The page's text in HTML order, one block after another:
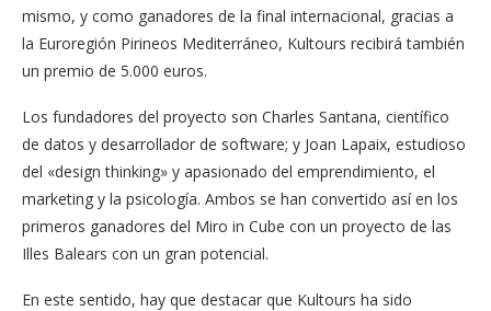
mismo, y como ganadores de la final internacional, gracias a
la Euroregión Pirineos Mediterráneo, Kultours recibirá también
un premio de 5.000 euros.
Los fundadores del proyecto son Charles Santana, científico
de datos y desarrollador de software; y Joan Lapaix, estudioso
del «design thinking» y apasionado del emprendimiento, el
marketing y la psicología. Ambos se han convertido así en los
primeros ganadores del Miro in Cube con un proyecto de las
Illes Balears con un gran potencial.
En este sentido, hay que destacar que Kultours ha sido